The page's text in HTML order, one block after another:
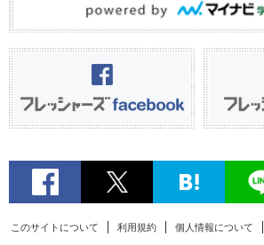
このサイトについて 利用規約 個人情報について